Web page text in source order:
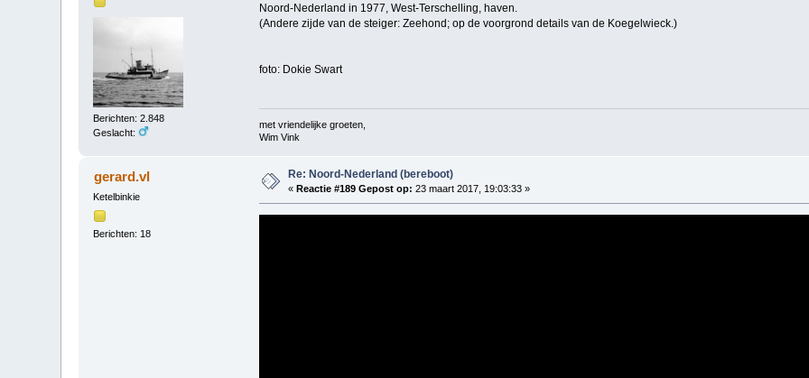
Berichten: 2.848
Geslacht:
Noord-Nederland in 1977, West-Terschelling, haven.
(Andere zijde van de steiger: Zeehond; op de voorgrond details van de Koegelwieck.)
foto: Dokie Swart
met vriendelijke groeten,
Wim Vink
gerard.vl
Ketelbinkie
Berichten: 18
Re: Noord-Nederland (bereboot)
« Reactie #189 Gepost op: 23 maart 2017, 19:03:33 »